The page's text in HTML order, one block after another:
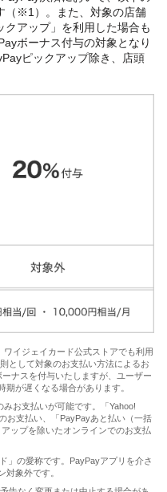
（※1）。また、対象の店舗
アップ」を利用した場合も
ボーナス付与の対象となり
ピックアップ除き、店頭
イジェイカード公式ストアでも利用
として対象のお支払い方法によるお
ナスを付与いたしますが、ユーザー
が遅くなる場合があります。
お支払いが可能です。「Yahoo!
お支払い、「PayPayあと払い（一括
ップを除いたオンラインでのお支払
」の愛称です。PayPayアプリを介さ
対象外です。